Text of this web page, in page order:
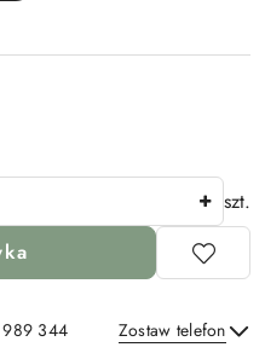
szt.
989 344 Zostaw telefon